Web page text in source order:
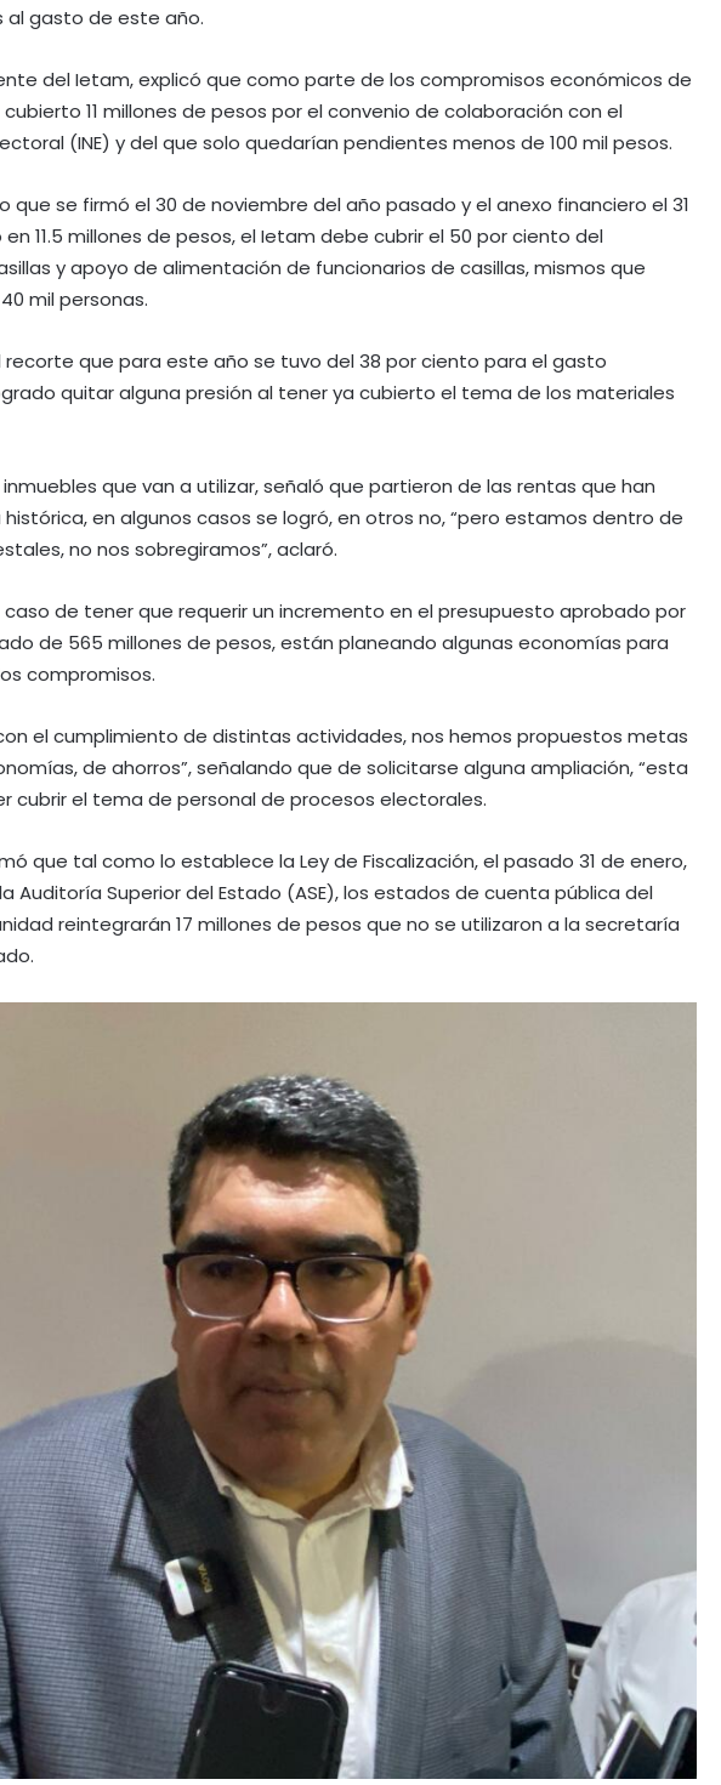
al gasto de este año.
del Ietam, explicó que como parte de los compromisos económicos de
11 millones de pesos por el convenio de colaboración con el
(INE) y del que solo quedarían pendientes menos de 100 mil pesos.
que se firmó el 30 de noviembre del año pasado y el anexo financiero el 31
11.5 millones de pesos, el Ietam debe cubrir el 50 por ciento del
y apoyo de alimentación de funcionarios de casillas, mismos que
mil personas.
que para este año se tuvo del 38 por ciento para el gasto
quitar alguna presión al tener ya cubierto el tema de los materiales
que van a utilizar, señaló que partieron de las rentas que han
en algunos casos se logró, en otros no, “pero estamos dentro de
no nos sobregiramos”, aclaró.
caso de tener que requerir un incremento en el presupuesto aprobado por
de 565 millones de pesos, están planeando algunas economías para
compromisos.
el cumplimiento de distintas actividades, nos hemos propuestos metas
de ahorros”, señalando que de solicitarse alguna ampliación, “esta
cubrir el tema de personal de procesos electorales.
que tal como lo establece la Ley de Fiscalización, el pasado 31 de enero,
Auditoría Superior del Estado (ASE), los estados de cuenta pública del
reintegrarán 17 millones de pesos que no se utilizaron a la secretaría